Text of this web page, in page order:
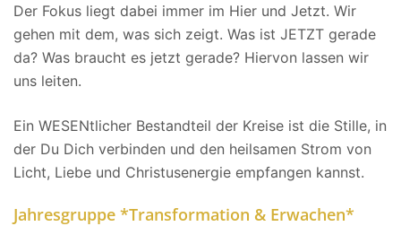
Der Fokus liegt dabei immer im Hier und Jetzt. Wir
gehen mit dem, was sich zeigt. Was ist JETZT gerade
da? Was braucht es jetzt gerade? Hiervon lassen wir
uns leiten.
Ein WESENtlicher Bestandteil der Kreise ist die Stille, in
der Du Dich verbinden und den heilsamen Strom von
Licht, Liebe und Christusenergie empfangen kannst.
Jahresgruppe *Transformation & Erwachen*